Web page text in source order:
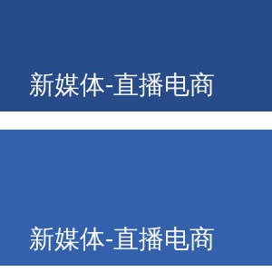
新媒体-直播电商
新媒体-直播电商